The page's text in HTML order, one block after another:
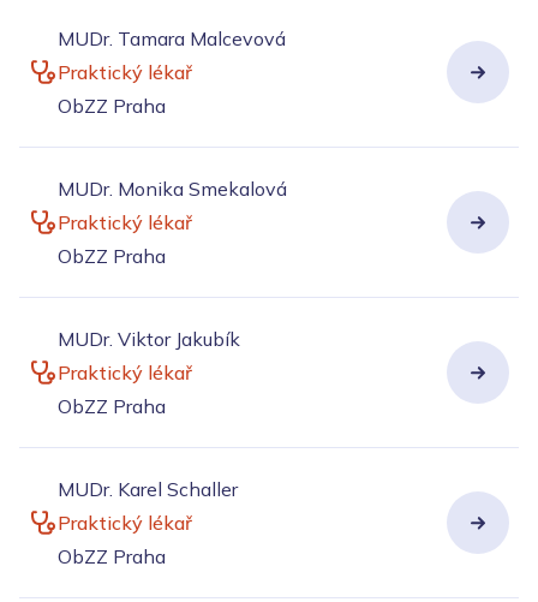
MUDr. Tamara Malcevová
Praktický lékař
ObZZ Praha
MUDr. Monika Smekalová
Praktický lékař
ObZZ Praha
MUDr. Viktor Jakubík
Praktický lékař
ObZZ Praha
MUDr. Karel Schaller
Praktický lékař
ObZZ Praha